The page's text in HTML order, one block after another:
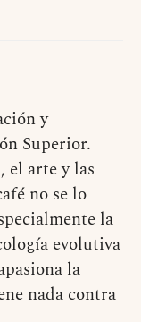
y
Superior.
el arte y las
no se lo
la
evolutiva
la
nada contra